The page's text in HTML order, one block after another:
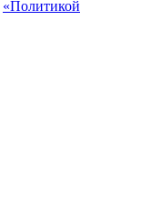
«Политикой